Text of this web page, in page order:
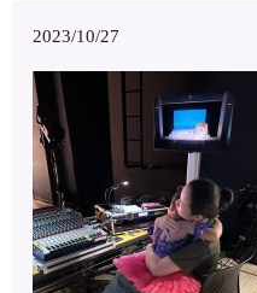
2023/10/27